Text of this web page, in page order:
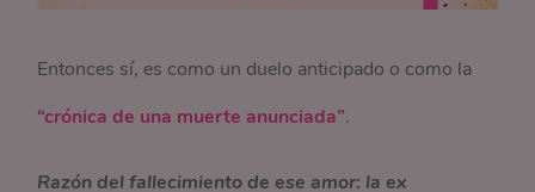
Entonces sí, es como un duelo anticipado o como la
“crónica de una muerte anunciada”.
Razón del fallecimiento de ese amor: la ex